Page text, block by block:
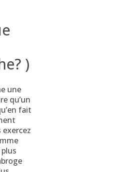
)
une
qu’un
fait